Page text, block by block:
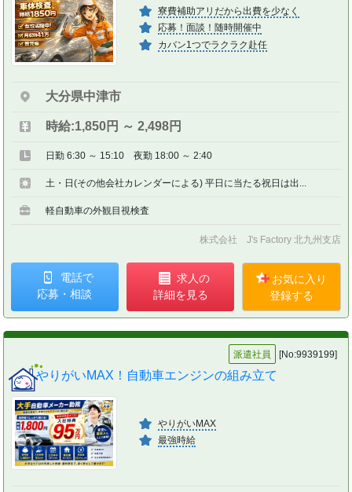
寮費補助アリだから出費を少なく
応募！面談！随時開催中
カバン1つでラクラク赴任
大分県中津市
時給:1,850円 ～ 2,498円
日勤 6:30 ～ 15:10 夜勤 18:00 ～ 2:40
土・日(その他会社カレンダーによる) 平日に当たる祝日は出...
軽自動車の外観目視検査
株式会社 J's Factory 北九州支店
電話で
応募・相談
求人の
詳細を見る
お気に入り
登録する
派遣社員 [No:9939199]
やりがいMAX！自動車エンジンの組み立て
やりがいMAX
最強時給